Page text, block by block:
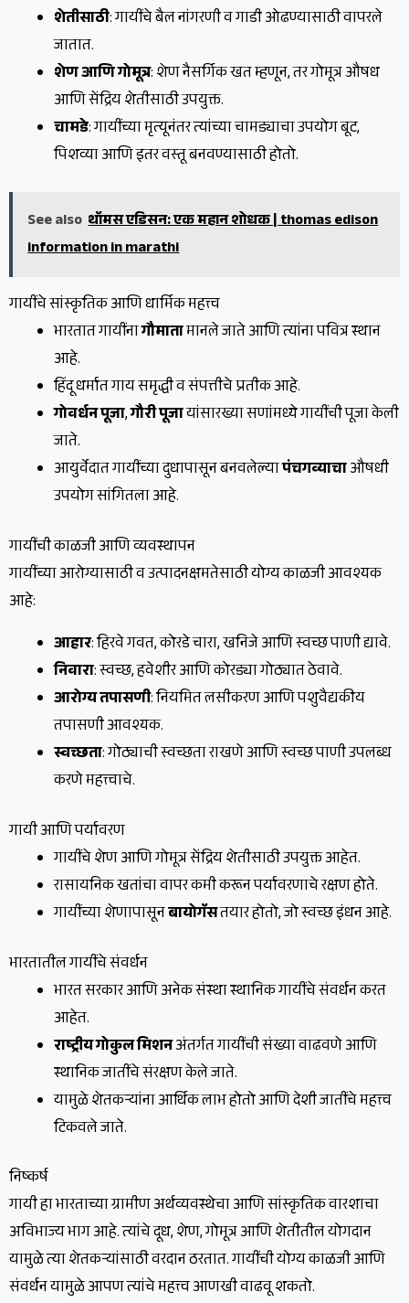
शेतीसाठी: गायींचे बैल नांगरणी व गाडी ओढण्यासाठी वापरले
जातात.
शेण आणि गोमूत्र: शेण नैसर्गिक खत म्हणून, तर गोमूत्र औषध
आणि सेंद्रिय शेतीसाठी उपयुक्त.
चामडे: गायींच्या मृत्यूनंतर त्यांच्या चामड्याचा उपयोग बूट,
पिशव्या आणि इतर वस्तू बनवण्यासाठी होतो.
See also थॉमस एडिसन: एक महान शोधक | thomas edison
information in marathi
गायींचे सांस्कृतिक आणि धार्मिक महत्त्व
भारतात गायींनागौमातामानले जाते आणि त्यांना पवित्र स्थान
आहे.
हिंदू धर्मात गाय समृद्धी व संपत्तीचे प्रतीक आहे.
गोवर्धन पूजा,गौरी पूजायांसारख्या सणांमध्ये गायींची पूजा केली
जाते.
आयुर्वेदात गायींच्या दुधापासून बनवलेल्यापंचगव्याचाऔषधी
उपयोग सांगितला आहे.
गायींची काळजी आणि व्यवस्थापन
गायींच्या आरोग्यासाठी व उत्पादनक्षमतेसाठी योग्य काळजी आवश्यक
आहे:
आहार: हिरवे गवत, कोरडे चारा, खनिजे आणि स्वच्छ पाणी द्यावे.
निवारा: स्वच्छ, हवेशीर आणि कोरड्या गोठ्यात ठेवावे.
आरोग्य तपासणी: नियमित लसीकरण आणि पशुवैद्यकीय
तपासणी आवश्यक.
स्वच्छता: गोठ्याची स्वच्छता राखणे आणि स्वच्छ पाणी उपलब्ध
करणे महत्त्वाचे.
गायी आणि पर्यावरण
गायींचे शेण आणि गोमूत्र सेंद्रिय शेतीसाठी उपयुक्त आहेत.
रासायनिक खतांचा वापर कमी करून पर्यावरणाचे रक्षण होते.
गायींच्या शेणापासूनबायोगॅसतयार होतो, जो स्वच्छ इंधन आहे.
भारतातील गायींचे संवर्धन
भारत सरकार आणि अनेक संस्था स्थानिक गायींचे संवर्धन करत
आहेत.
राष्ट्रीय गोकुल मिशनअंतर्गत गायींची संख्या वाढवणे आणि
स्थानिक जातींचे संरक्षण केले जाते.
यामुळे शेतकऱ्यांना आर्थिक लाभ होतो आणि देशी जातींचे महत्त्व
टिकवले जाते.
निष्कर्ष
गायी हा भारताच्या ग्रामीण अर्थव्यवस्थेचा आणि सांस्कृतिक वारशाचा
अविभाज्य भाग आहे. त्यांचे दूध, शेण, गोमूत्र आणि शेतीतील योगदान
यामुळे त्या शेतकऱ्यांसाठी वरदान ठरतात. गायींची योग्य काळजी आणि
संवर्धन यामुळे आपण त्यांचे महत्त्व आणखी वाढवू शकतो.